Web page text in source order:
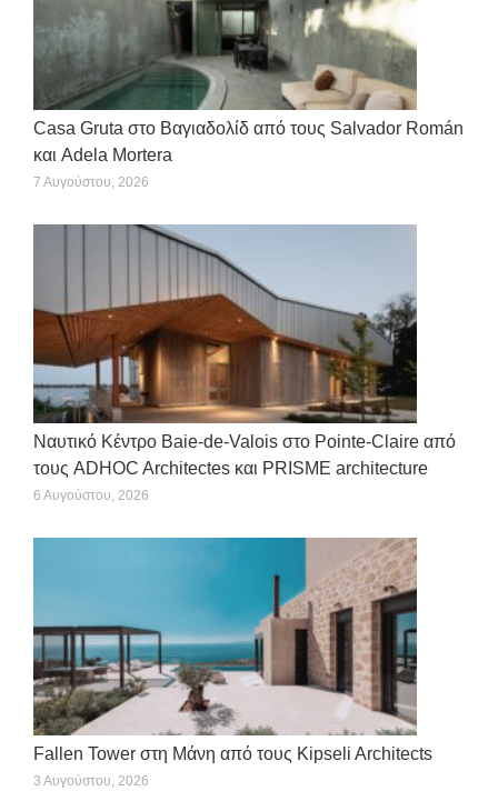
Casa Gruta στο Βαγιαδολίδ από τους Salvador Román
και Adela Mortera
7 Αυγούστου, 2026
Ναυτικό Κέντρο Baie-de-Valois στο Pointe-Claire από
τους ADHOC Architectes και PRISME architecture
6 Αυγούστου, 2026
Fallen Tower στη Μάνη από τους Kipseli Architects
3 Αυγούστου, 2026